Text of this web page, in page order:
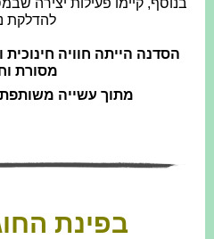
בנוסף, קיימו פעילות יצירה
להדלקת
הסדנה הייתה חוויה
מסורת
מתוך עשייה
בפינת